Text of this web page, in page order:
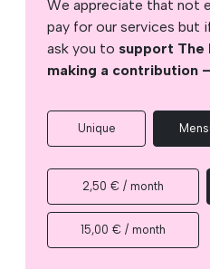
We appreciate that not
pay for our services but
ask you to support The
making a contribution
Unique
2,50 € / month
15,00 € / month